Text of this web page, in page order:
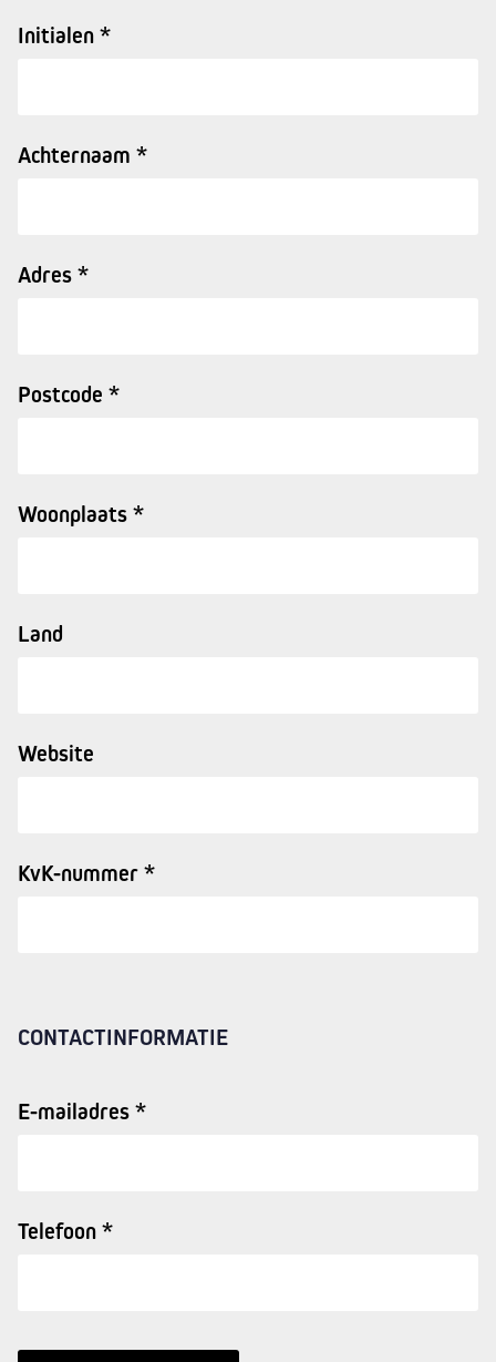
Initialen *
Achternaam *
Adres *
Postcode *
Woonplaats *
Land
Website
KvK-nummer *
CONTACTINFORMATIE
E-mailadres *
Telefoon *